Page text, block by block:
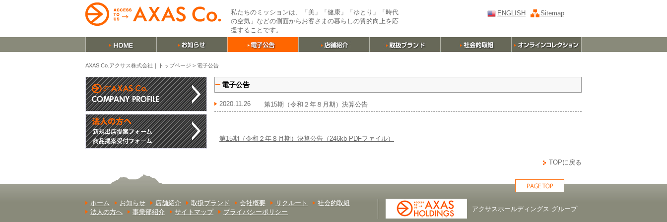
私たちのミッションは、「美」「健康」「ゆとり」「時代
の空気」などの側面からお客さまの暮らしの質的向上を応
援することです。
ENGLISH Sitemap
AXAS Co.アクサス株式会社｜トップページ > 電子公告
電子公告
2020.11.26 第15期（令和２年８月期）決算公告
第15期（令和２年８月期）決算公告（246kb PDFファイル）
TOPに戻る
ホーム お知らせ 店舗紹介 取扱ブランド 会社概要 リクルート
社会的取組
法人の方へ
事業部紹介 サイトマップ プライバシーポリシー アクサスホールディングス グループ